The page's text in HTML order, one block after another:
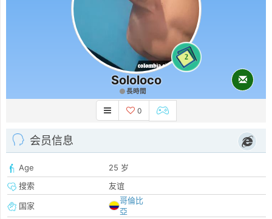
2
Sololoco
長時間
0
会员信息
Age
25 岁
搜索
友谊
国家
哥倫比
亞